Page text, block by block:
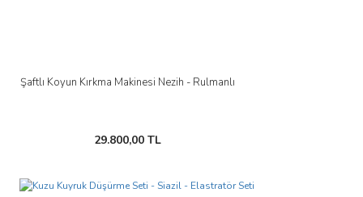
Şaftlı Koyun Kırkma Makinesi Nezih - Rulmanlı
29.800,00 TL